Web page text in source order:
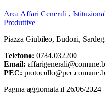
Area Affari Generali ,
Produttive
Piazza Giubileo, Budoni,
Telefono: 0784.032200
Email:
PEC:
Pagina aggiornata il 26/06/2024